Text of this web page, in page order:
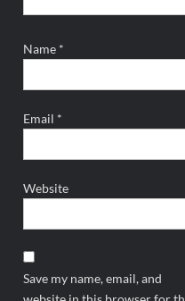
Name *
Email *
Website
Save my name, email, and